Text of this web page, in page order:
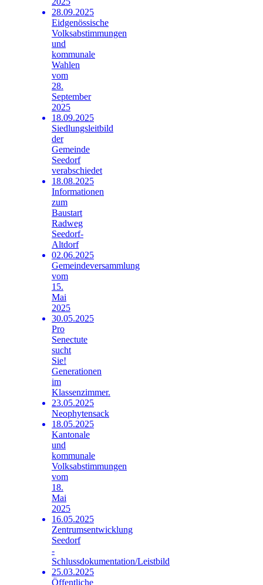
28.09.2025
Eidgenössische
Volksabstimmungen
und
kommunale
Wahlen
vom
28.
September
2025
18.09.2025
Siedlungsleitbild
der
Gemeinde
Seedorf
verabschiedet
18.08.2025
Informationen
zum
Baustart
Radweg
Seedorf-
Altdorf
02.06.2025
Gemeindeversammlung
vom
15.
Mai
2025
30.05.2025
Pro
Senectute
sucht
Sie!
Generationen
im
Klassenzimmer.
23.05.2025
Neophytensack
18.05.2025
Kantonale
und
kommunale
Volksabstimmungen
vom
18.
Mai
2025
16.05.2025
Zentrumsentwicklung
Seedorf
-
Schlussdokumentation/Leistbild
25.03.2025
Öffentliche